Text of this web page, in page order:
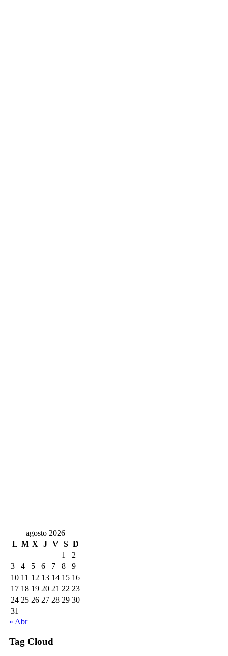
agosto 2026
L M X J V S D
1
2
3
4 5 6 7 8
9
10 11 12 13 14 15 16
17 18 19 20 21 22 23
24 25 26 27 28 29 30
31
« Abr
Tag Cloud